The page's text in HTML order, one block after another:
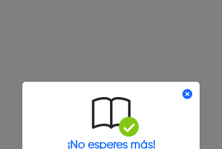
¡No esperes más!